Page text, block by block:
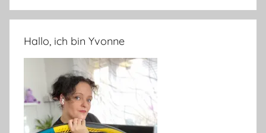
Hallo, ich bin Yvonne